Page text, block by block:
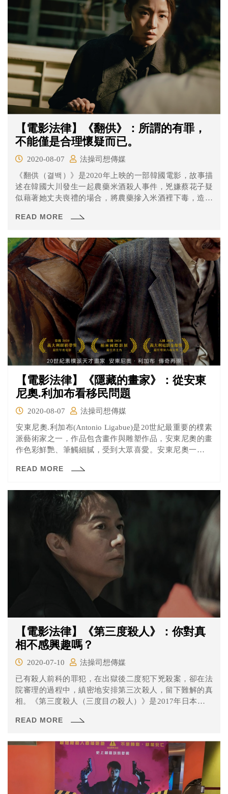
【電影法律】《翻供》：所謂的有罪，
不能僅是合理懷疑而已。
2020-08-07
法操司想傳媒
《翻供（결백）》是2020年上映的一部韓國電影，故事描
述在韓國大川發生一起農藥米酒殺人事件，兇嫌蔡花子疑
似藉著她丈夫喪禮的場合，將農藥摻入米酒裡下毒，造成
安貞仁是在首爾執業的律師，已離家多年的安律師，因母
READ MORE
【電影法律】《隱藏的畫家》：從安東
尼奧.利加布看移民問題
2020-08-07
法操司想傳媒
安東尼奧.利加布(Antonio Ligabue)是20世紀最重要的樸素
派藝術家之一，作品包含畫作與雕塑作品，安東尼奧的畫
作色彩鮮艷、筆觸細膩，受到大眾喜愛。安東尼奧一生飽
量的作品，十分難得。義大利導演喬治歐.迪里蒂(Giorgio
世界介紹這位特別的義大利藝術家。
READ MORE
【電影法律】《第三度殺人》：你對真
相不感興趣嗎？
2020-07-10
法操司想傳媒
已有殺人前科的罪犯，在出獄後二度犯下兇殺案，卻在法
院審理的過程中，縝密地安排第三次殺人，留下難解的真
相。《第三度殺人（三度目の殺人）》是2017年日本上映
律師重盛接下一起強盜殺人案，被告三隅從坦承犯案到矢
READ MORE